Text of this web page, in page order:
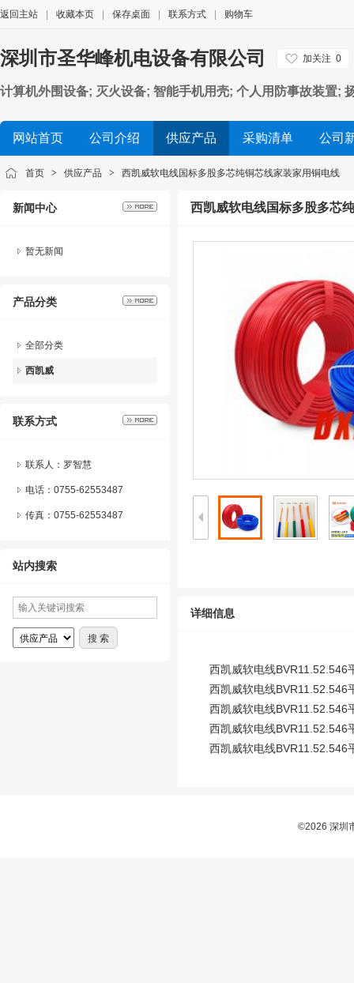
返回主站 收藏本页 保存桌面 联系方式 购物车
深圳市圣华峰机电设备有限公司 加关注 0
计算机外围设备; 灭火设备; 智能手机用壳; 个人用防事故装置;
网站首页
公司介绍 供应产品 采购清单 公司
首页 > 供应产品 > 西凯威软电线国标多股多芯纯铜芯线家装家用铜电线
新闻中心
暂无新闻
产品分类
全部分类
西凯威
联系方式
联系人：罗智慧
电话：0755-62553487
传真：0755-62553487
站内搜索
西凯威软电线国标多股多芯
详细信息
西凯威软电线
西凯威软电线
西凯威软电线
西凯威软电线
西凯威软电线
©2026 深圳